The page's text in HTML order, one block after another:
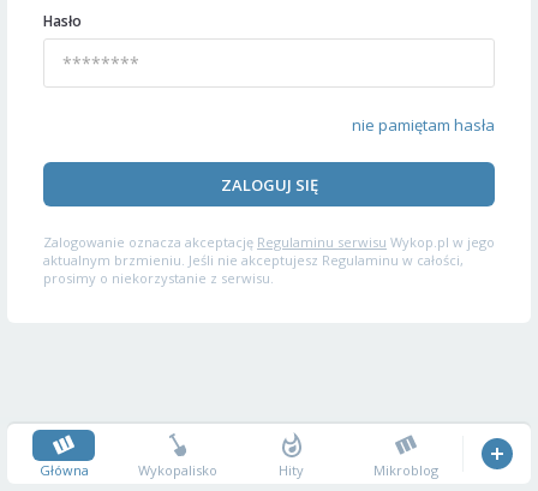
Hasło
nie pamiętam hasła
ZALOGUJ SIĘ
Zalogowanie oznacza akceptację Regulaminu serwisu Wykop.pl w jego
aktualnym brzmieniu. Jeśli nie akceptujesz Regulaminu w całości,
prosimy o niekorzystanie z serwisu.
Główna Wykopalisko Hity Mikroblog